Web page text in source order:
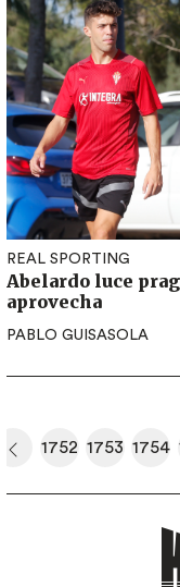
REAL SPORTING
Abelardo luce
aprovecha
PABLO GUISASOLA
página
Página anterior
1752 1753 1754